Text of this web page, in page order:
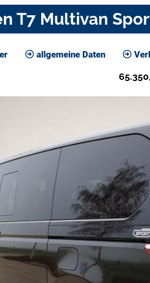
T7 Multivan
allgemeine Daten